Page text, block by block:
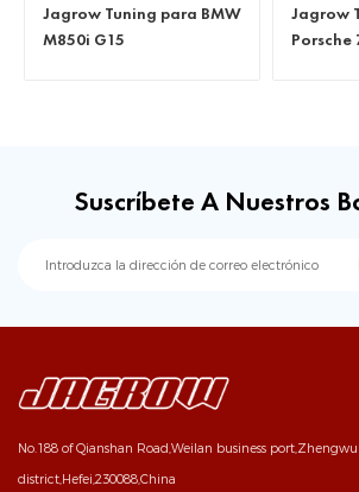
Jagrow Tuning para
Porsche 718 cayman
Catless
W205
Suscríbete A Nuestros
No.188 of Qianshan Road,Weilan business port,Zhengwu
district,Hefei,230088,China